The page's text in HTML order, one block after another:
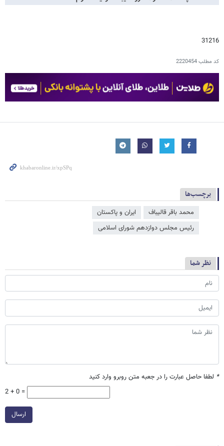
31216
کد مطلب2220454
برچسب‌ها
محمد باقر قالیباف
ایران و پاکستان
رئیس مجلس دوازدهم شورای اسلامی
نظر شما
* لطفا حاصل عبارت را در جعبه متن روبرو وارد کنید
2 + 0 =
ارسال